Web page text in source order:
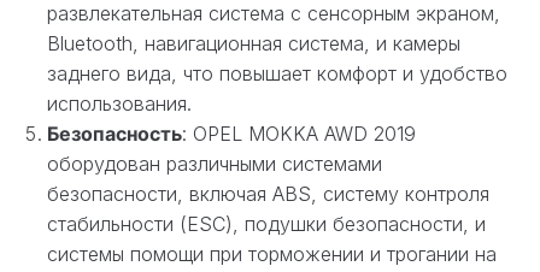
развлекательная система с сенсорным экраном,
Bluetooth, навигационная система, и камеры
заднего вида, что повышает комфорт и удобство
использования.
Безопасность: OPEL MOKKA AWD 2019
оборудован различными системами
безопасности, включая ABS, систему контроля
стабильности (ESC), подушки безопасности, и
системы помощи при торможении и трогании на